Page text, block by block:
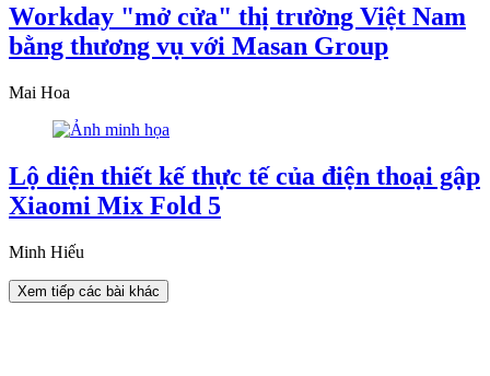
Workday "mở cửa" thị trường Việt Nam
bằng thương vụ với Masan Group
Mai Hoa
Lộ diện thiết kế thực tế của điện thoại gập
Xiaomi Mix Fold 5
Minh Hiếu
Xem tiếp các bài khác